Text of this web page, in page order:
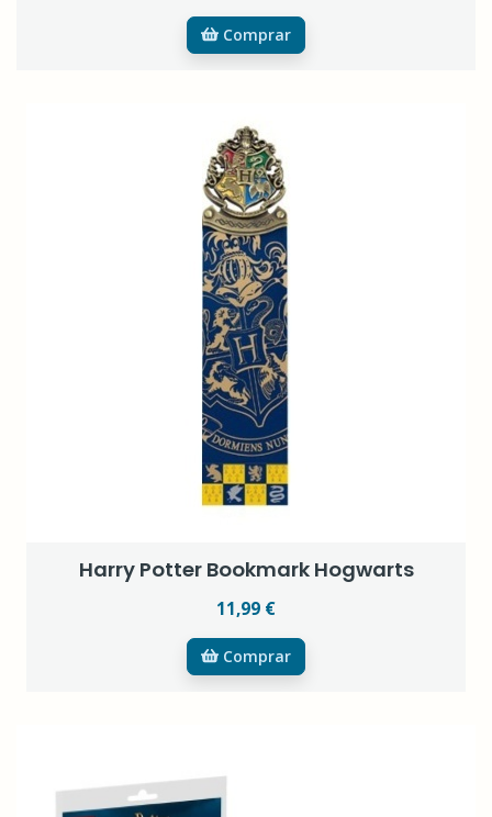
Comprar
Harry Potter Bookmark Hogwarts
11,99 €
Comprar